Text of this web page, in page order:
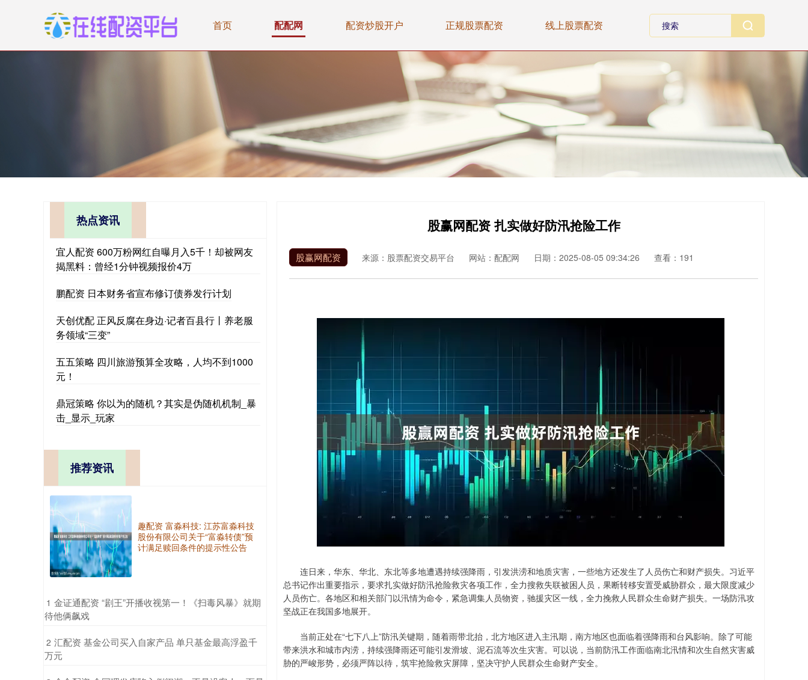
首页 配配网 配资炒股开户 正规股票配资 线上股票配资
股赢网配资 扎实做好防汛抢险工作
股赢网配资 来源：股票配资交易平台 网站：配配网 日期：2025-08-05 09:34:26 查看：191
连日来，华东、华北、东北等多地遭遇持续强降雨，引发洪涝和地质灾害，一些地方还发生了人员伤亡和财产损失。习近平
总书记作出重要指示，要求扎实做好防汛抢险救灾各项工作，全力搜救失联被困人员，果断转移安置受威胁群众，最大限度减少
人员伤亡。各地区和相关部门以汛情为命令，紧急调集人员物资，驰援灾区一线，全力挽救人民群众生命财产损失。一场防汛攻
坚战正在我国多地展开。
当前正处在“七下八上”防汛关键期，随着雨带北抬，北方地区进入主汛期，南方地区也面临着强降雨和台风影响。除了可能
带来洪水和城市内涝，持续强降雨还可能引发滑坡、泥石流等次生灾害。可以说，当前防汛工作面临南北汛情和次生自然灾害威
胁的严峻形势，必须严阵以待，筑牢抢险救灾屏障，坚决守护人民群众生命财产安全。
热点资讯
宜人配资 600万粉网红自曝月入5千！却被网友
揭黑料：曾经1分钟视频报价4万
鹏配资 日本财务省宣布修订债券发行计划
天创优配 正风反腐在身边·记者百县行丨养老服
务领域“三变”
五五策略 四川旅游预算全攻略，人均不到1000
元！
鼎冠策略 你以为的随机？其实是伪随机机制_暴
击_显示_玩家
推荐资讯
趣配资 富淼科技: 江苏富淼科技
股份有限公司关于“富淼转债”预
计满足赎回条件的提示性公告
1 ​金证通配资 “剧王”开播收视第一！《扫毒风暴》就期
待他俩飙戏
2 ​汇配资 基金公司买入自家产品 单只基金最高浮盈千
万元